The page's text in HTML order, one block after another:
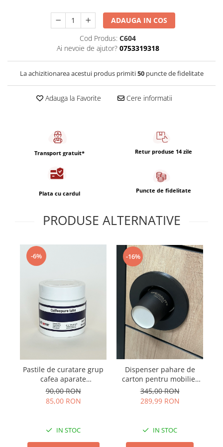
Cafea macinata
ADAUGA IN COS
Cod Produs: C604
Ai nevoie de ajutor? 0753319318
La achizitionarea acestui produs primiti50puncte de fidelitate
Adauga la Favorite Cere informatii
Transport gratuit* Retur produse 14 zile
Plata cu cardul Puncte de fidelitate
PRODUSE ALTERNATIVE
-6%
Pastile de curatare grup
cafea aparate
profesionale Schaerer
WMF 100x1.2g
90,00 RON
85,00 RON
IN STOC
-16%
Dispenser pahare de
carton pentru mobilier
aparate cafea
345,00 RON
289,99 RON
IN STOC